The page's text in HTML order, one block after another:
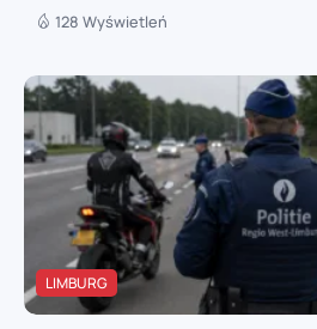
128 Wyświetleń
LIMBURG